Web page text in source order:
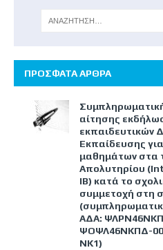
ΠΡΟΣΦΑΤΑ ΑΡΘΡΑ
αίτησης
εκπαιδευτικών
Εκπαίδευσης
μαθημάτων στα
Απολυτηρίου
IB) κατά το
συμμετοχή στη
ΑΔΑ:
ΨΟΨΛ46ΝΚΠΔ-
ΝΚ1)